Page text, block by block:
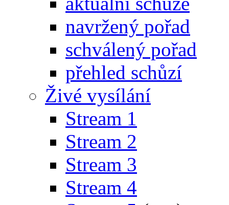
navržený pořad
schválený pořad
přehled schůzí
Živé vysílání
Stream 1
Stream 2
Stream 3
Stream 4